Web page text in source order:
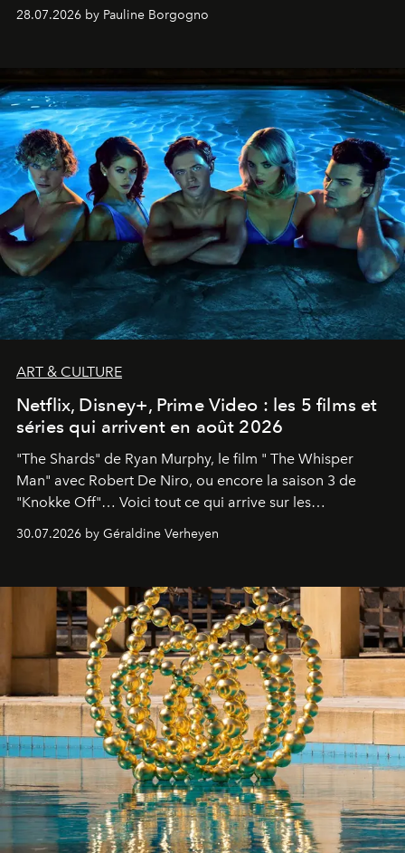
28.07.2026 by Pauline Borgogno
ART & CULTURE
Netflix, Disney+, Prime Video : les 5 films et
séries qui arrivent en août 2026
"The Shards" de Ryan Murphy, le film " The Whisper
Man" avec Robert De Niro, ou encore la saison 3 de
"Knokke Off"… Voici tout ce qui arrive sur les
plateformes de streaming en août 2026.
30.07.2026 by Géraldine Verheyen